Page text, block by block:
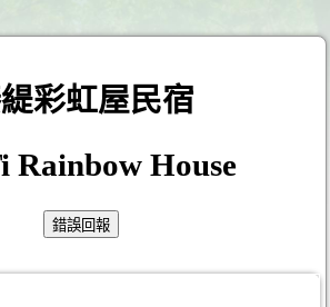
彩虹屋民宿
Rainbow House